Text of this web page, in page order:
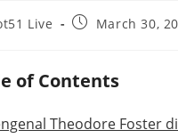
Live
PostMarch 30,
of Contents
Theodore Foster